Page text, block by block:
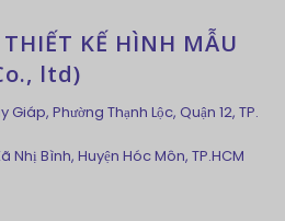
KẾ HÌNH MẪU
ltd)
Giáp, Phường Thạnh Lộc, Quận 12, TP.
Nhị Bình, Huyện Hóc Môn, TP.HCM